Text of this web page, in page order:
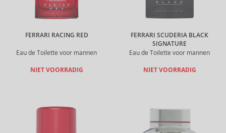
FERRARI RACING RED
Eau de Toilette voor mannen
NIET VOORRADIG
FERRARI SCUDERIA BLACK
SIGNATURE
Eau de Toilette voor mannen
NIET VOORRADIG